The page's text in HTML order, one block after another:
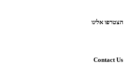
הצטרפו אלינו
Contact Us